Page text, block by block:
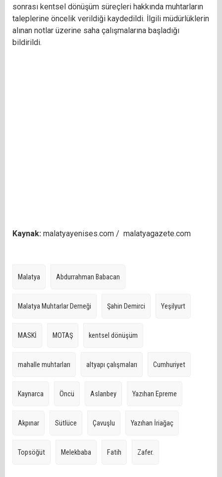
sonrası kentsel dönüşüm süreçleri hakkında muhtarların
taleplerine öncelik verildiği kaydedildi. İlgili müdürlüklerin
alınan notlar üzerine saha çalışmalarına başladığı
bildirildi.
Kaynak: malatyayenises.com / malatyagazete.com
Malatya Abdurrahman Babacan
Malatya Muhtarlar Derneği Şahin Demirci Yeşilyurt
MASKİ MOTAŞ kentsel dönüşüm
mahalle muhtarları altyapı çalışmaları Cumhuriyet
Kaynarca Öncü Aslanbey Yazıhan Epreme
Akpınar Sütlüce Çavuşlu Yazıhan İriağaç
Topsöğüt Melekbaba Fatih Zafer.